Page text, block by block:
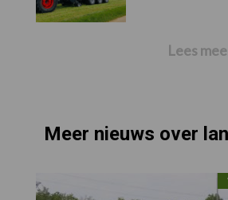
Lees
Meer nieuws over